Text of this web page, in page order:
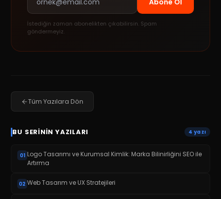
Abone Ol
İstediğin zaman abonelikten çıkabilirsin. Spam
göndermeyiz.
Tüm Yazılara Dön
BU SERININ YAZILARI 4 yazı
01 Logo Tasarımı ve Kurumsal Kimlik: Marka Bilinirliğini SEO ile
Artırma
02 Web Tasarım ve UX Stratejileri